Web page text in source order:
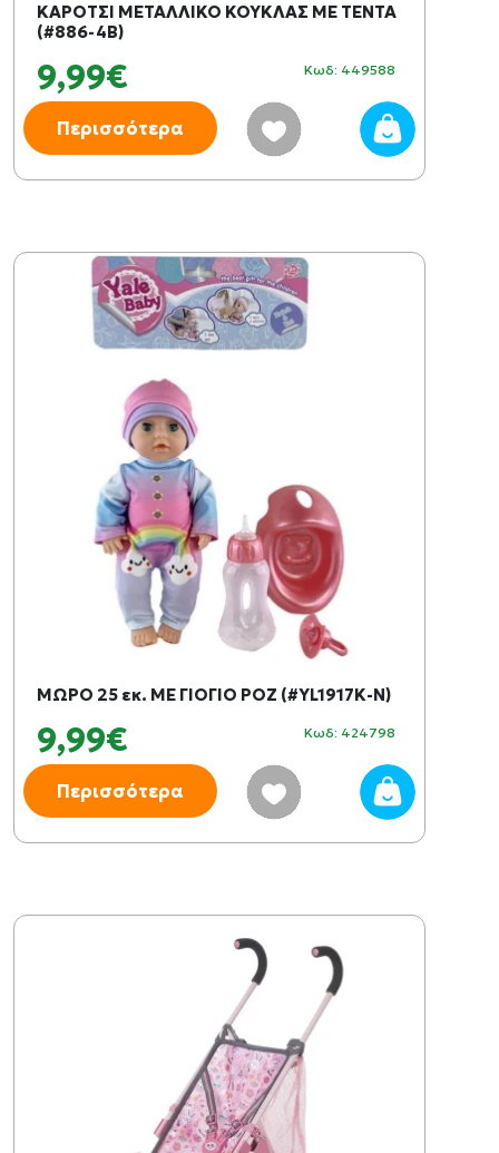
ΚΑΡΟΤΣΙ ΜΕΤΑΛΛΙΚΟ ΚΟΥΚΛΑΣ ΜΕ ΤΕΝΤΑ
(#886-4B)
9,99€ Κωδ: 449588
Περισσότερα
ΜΩΡΟ 25 εκ. ΜΕ ΓΙΟΓΙΟ ΡΟΖ (#YL1917K-N)
9,99€ Κωδ: 424798
Περισσότερα